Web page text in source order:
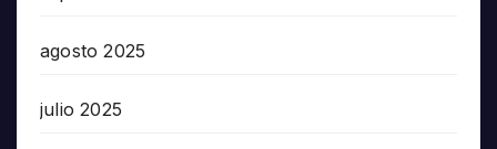
agosto 2025
julio 2025